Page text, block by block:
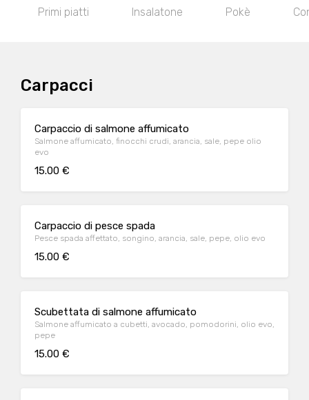
Primi piatti Insalatone Pokè
Carpacci
Carpaccio di salmone affumicato
Salmone affumicato, finocchi crudi, arancia, sale, pepe olio
evo
15.00 €
Carpaccio di pesce spada
Pesce spada affettato, songino, arancia, sale, pepe, olio evo
15.00 €
Scubettata di salmone affumicato
Salmone affumicato a cubetti, avocado, pomodorini, olio evo,
pepe
15.00 €